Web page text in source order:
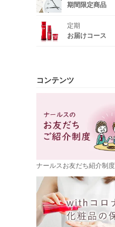
期間限定商品
定期
お届けコース
コンテンツ
ナールスお友だち紹介制度